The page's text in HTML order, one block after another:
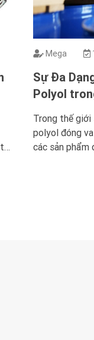
Mega
Sự Đa
Polyol
Trong thế giới
polyol đóng
các sản phẩm